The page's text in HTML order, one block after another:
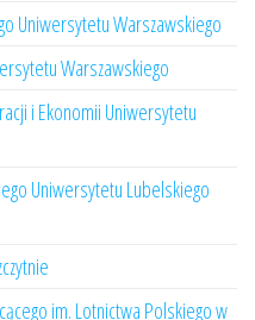
Uniwersytetu Warszawskiego
Warszawskiego
i Ekonomii Uniwersytetu
Uniwersytetu Lubelskiego
im. Lotnictwa Polskiego w